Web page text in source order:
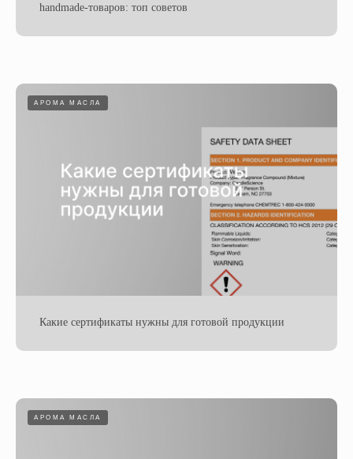
handmade-товаров: топ советов
АРОМА МАСЛА
Какие сертификаты нужны для готовой продукции
АРОМА МАСЛА